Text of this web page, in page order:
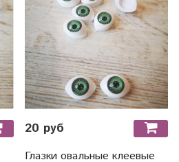
20 руб
Глазки овальные клеевые